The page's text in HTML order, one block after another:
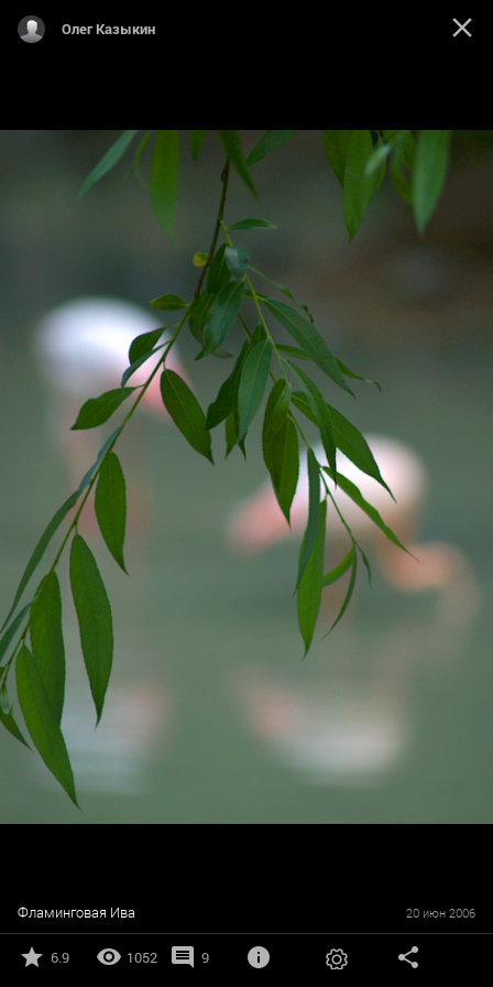
Олег Казыкин
Фламинговая Ива 20 июн 2006
6.9 1052 9